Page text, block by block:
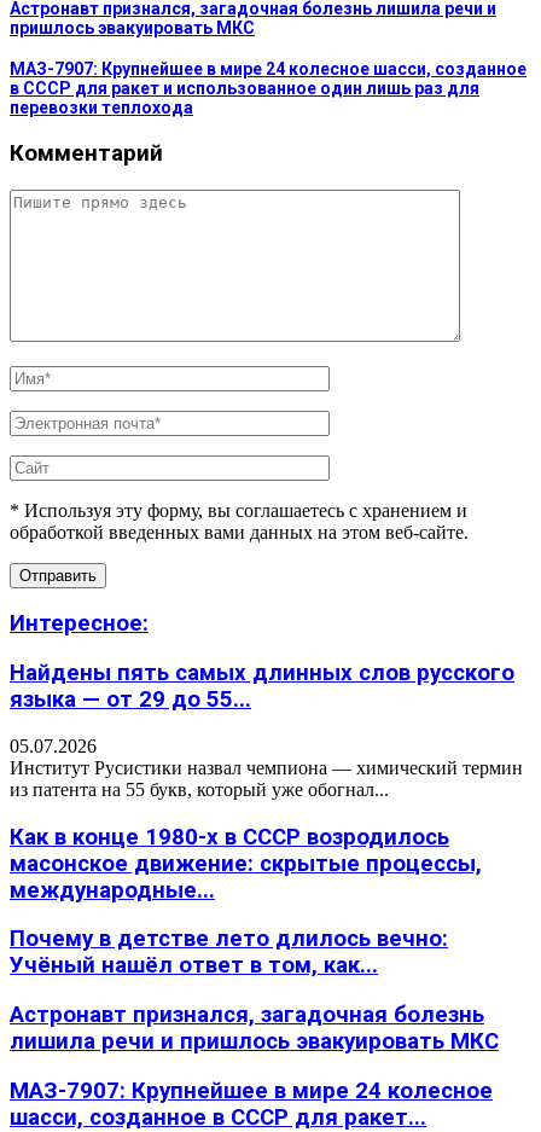
Астронавт признался, загадочная болезнь лишила речи и
пришлось эвакуировать МКС
МАЗ-7907: Крупнейшее в мире 24 колесное шасси, созданное
в СССР для ракет и использованное один лишь раз для
перевозки теплохода
Комментарий
* Используя эту форму, вы соглашаетесь с хранением и
обработкой введенных вами данных на этом веб-сайте.
Интересное:
Найдены пять самых длинных слов русского
языка — от 29 до 55...
05.07.2026
Институт Русистики назвал чемпиона — химический термин
из патента на 55 букв, который уже обогнал...
Как в конце 1980-х в СССР возродилось
масонское движение: скрытые процессы,
международные...
Почему в детстве лето длилось вечно:
Учёный нашёл ответ в том, как...
Астронавт признался, загадочная болезнь
лишила речи и пришлось эвакуировать МКС
МАЗ-7907: Крупнейшее в мире 24 колесное
шасси, созданное в СССР для ракет...